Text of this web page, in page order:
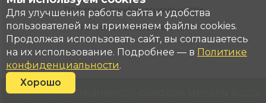
Политика конфидециальности
Условия использования
МАГАЗИН ЭКСКЛЮЗИВНОГО ФАРФОРА MEISSEN © 2026
Для улучшения работы сайта и удобства
пользователей мы применяем файлы cookies.
Продолжая использовать сайт, вы соглашаетесь
на их использование. Подробнее — в Политике
конфиденциальности.
Хорошо